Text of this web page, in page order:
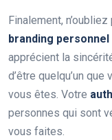
Finalement,
branding personnel
apprécient la
d’être quelqu’un
vous êtes. Votre
personnes qui sont
vous faites.